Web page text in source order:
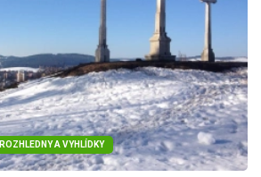
ROZHLEDNY A VYHLÍDKY